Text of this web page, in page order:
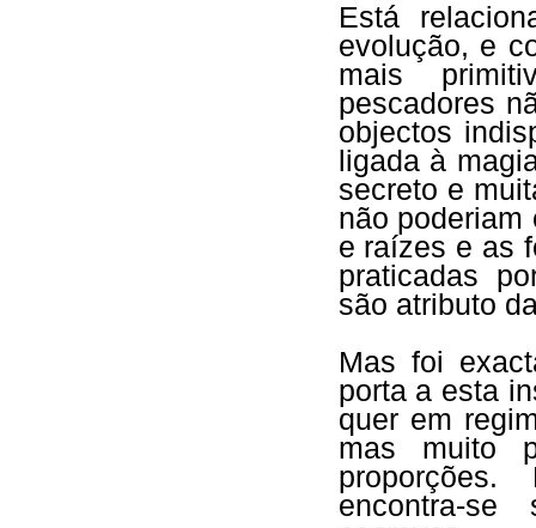
Está
evolução, e
mais
pescadores
objectos
ligada à
secreto e
não poderiam
e raízes e as
praticadas
são atributo
Mas foi
porta a esta
quer em
mas muito
encontra-